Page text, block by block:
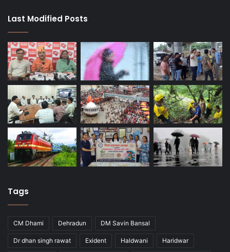
Last Modified Posts
Tags
CM Dhami Dehradun DM Savin Bansal
Dr dhan singh rawat Exident Haldwani Haridwar